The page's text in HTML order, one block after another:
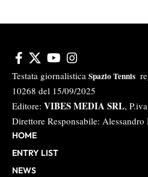
Testata giornalistica Spazio Tennis
10268 del 15/09/2025
Editore: VIBES MEDIA SRL,
Direttore Responsabile:
HOME
ENTRY LIST
NEWS